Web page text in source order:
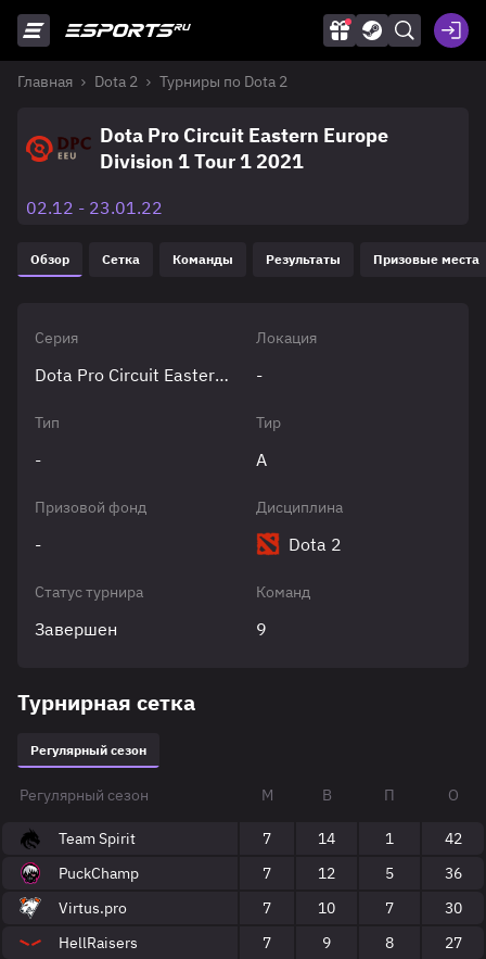
Главная Dota 2 Турниры по Dota 2
Dota Pro Circuit Eastern Europe
Division 1 Tour 1 2021
02.12 - 23.01.22
Обзор Сетка Команды Результаты Призовые места
Серия
Dota Pro Circuit Eastern Europe
Локация
-
Тип
-
Тир
A
Призовой фонд
-
Дисциплина
Dota 2
Статус турнира
Завершен
Команд
9
Турнирная сетка
Регулярный сезон
Регулярный сезон М В П О
Team Spirit 7 14 1
42
PuckChamp
7 12 5
36
Virtus.pro
7 10 7
30
HellRaisers
7 9 8
27